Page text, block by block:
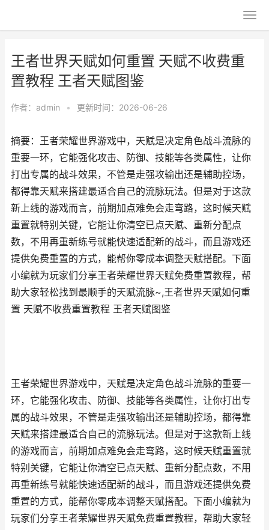
王者世界天赋如何重置 天赋不收费重
置教程 王者天赋图鉴
作者： admin • 更新时间：2026-06-26
摘要：王者荣耀世界游戏中，天赋是决定角色战斗流脉的
重要一环，它能强化攻击、防御、技能等各类属性，让你
打出专属的战斗效果，不管是走强攻输出还是辅助控场，
都得靠天赋来搭建最适合自己的流脉玩法。但是对于这款
新上线的游戏而言，前期加点难免会走弯路，这时候天赋
重置就特别关键，它能让你清空已点天赋、重新分配点
数，不用再重新练号就能快速适配新的战斗，而且游戏还
提供免费重置的方式，能帮你零成本调整天赋搭配。下面
小编就为玩家们分享王者荣耀世界天赋免费重置教程，帮
助大家轻松找到最顺手的天赋流脉~,王者世界天赋如何重
置 天赋不收费重置教程 王者天赋图鉴
王者荣耀世界游戏中，天赋是决定角色战斗流脉的重要一
环，它能强化攻击、防御、技能等各类属性，让你打出专
属的战斗效果，不管是走强攻输出还是辅助控场，都得靠
天赋来搭建最适合自己的流脉玩法。但是对于这款新上线
的游戏而言，前期加点难免会走弯路，这时候天赋重置就
特别关键，它能让你清空已点天赋、重新分配点数，不用
再重新练号就能快速适配新的战斗，而且游戏还提供免费
重置的方式，能帮你零成本调整天赋搭配。下面小编就为
玩家们分享王者荣耀世界天赋免费重置教程，帮助大家轻